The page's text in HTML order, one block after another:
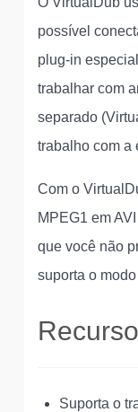
possível
plug-in
trabalhar com
separado
trabalho com a
Com o
MPEG1 em
que você não
suporta o
Suporta o